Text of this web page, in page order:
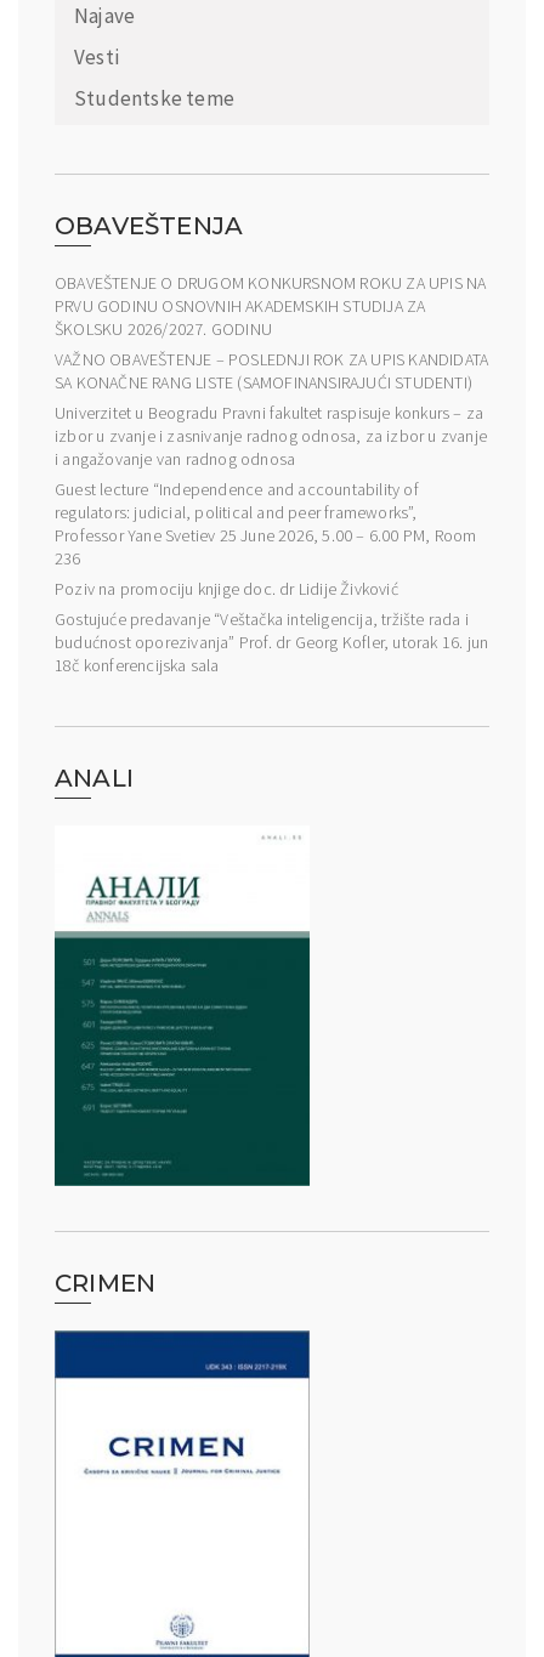
Najave
Vesti
Studentske teme
OBAVEŠTENJA
OBAVEŠTENJE O DRUGOM KONKURSNOM ROKU ZA UPIS NA
PRVU GODINU OSNOVNIH AKADEMSKIH STUDIJA ZA
ŠKOLSKU 2026/2027. GODINU
VAŽNO OBAVEŠTENJE – POSLEDNJI ROK ZA UPIS KANDIDATA
SA KONAČNE RANG LISTE (SAMOFINANSIRAJUĆI STUDENTI)
Univerzitet u Beogradu Pravni fakultet raspisuje konkurs – za
izbor u zvanje i zasnivanje radnog odnosa, za izbor u zvanje
i angažovanje van radnog odnosa
Guest lecture “Independence and accountability of
regulators: judicial, political and peer frameworks”,
Professor Yane Svetiev 25 June 2026, 5.00 – 6.00 PM, Room
236
Poziv na promociju knjige doc. dr Lidije Živković
Gostujuće predavanje “Veštačka inteligencija, tržište rada i
budućnost oporezivanja” Prof. dr Georg Kofler, utorak 16. jun
18č konferencijska sala
ANALI
CRIMEN